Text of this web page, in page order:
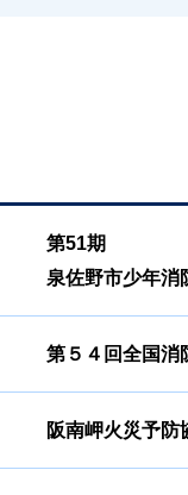
第51期
泉佐野市少年消
第５４回全国消
阪南岬火災予防